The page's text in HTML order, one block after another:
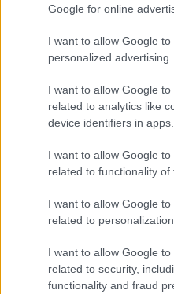
Google for online
I want to allow Google to
personalized advertising.
I want to allow Google
related to analytics like
device identifiers in apps.
I want to allow Google
related to functionality of
I want to allow Google
related to personalization.
I want to allow Google
related to security,
functionality and fraud
Az RTL Híradó riportja
állatmentők hozták ki a